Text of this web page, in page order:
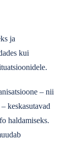
ja
kui
– nii
keskasutavad
haldamiseks.